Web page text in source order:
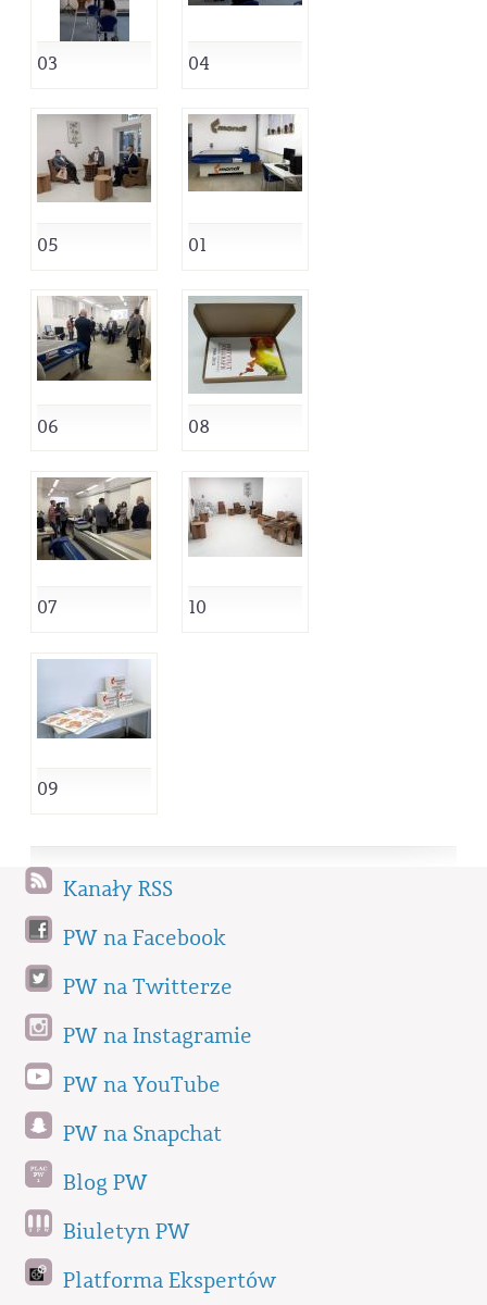
03 04
05 01
06 08
07 10
09
Kanały RSS
PW na Facebook
PW na Twitterze
PW na Instagramie
PW na YouTube
PW na Snapchat
Blog PW
Biuletyn PW
Platforma Ekspertów